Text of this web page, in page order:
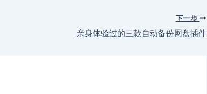
下一步
亲身体验过的三款自动备份网盘插件